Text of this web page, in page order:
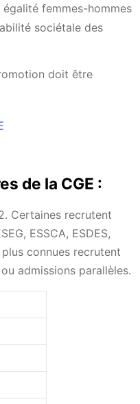
femmes-hommes
sociétale des
doit être
la CGE :
Certaines recrutent
ESSCA, ESDES,
connues recrutent
admissions parallèles.